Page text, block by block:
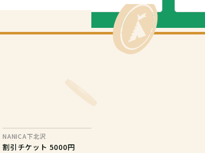
NANICA下北沢
割引チケット 5000円